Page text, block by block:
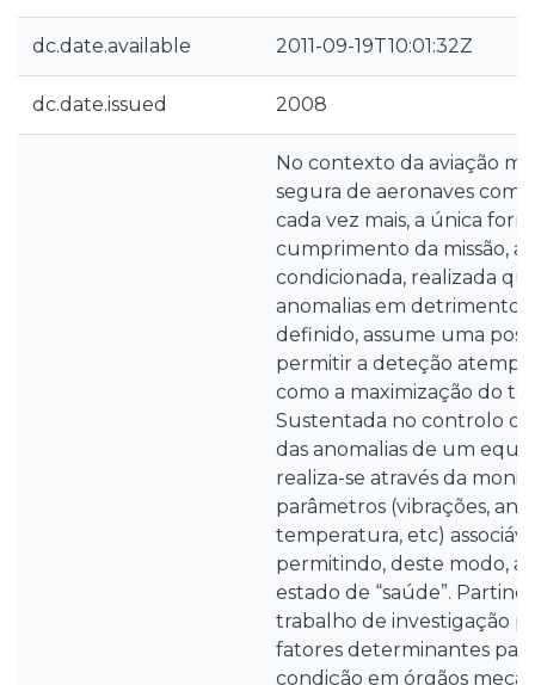
dc.date.available 2011-09-19T10:01:32Z
dc.date.issued 2008
No contexto da aviação
segura de aeronaves com
cada vez mais, a única
cumprimento da missão,
condicionada, realizada
anomalias em detrimento
definido, assume uma
permitir a deteção
como a maximização do
Sustentada no controlo
das anomalias de um
realiza-se através da
parâmetros (vibrações,
temperatura, etc)
permitindo, deste modo,
estado de “saúde”.
trabalho de investigação
fatores determinantes
condição em órgãos